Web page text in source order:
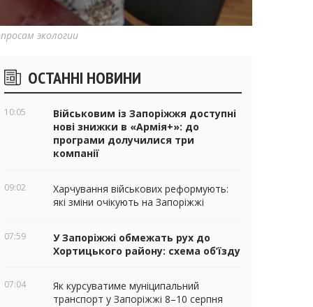
экологии
Бічні
віджети
ОСТАННІ НОВИНИ
10:05
Військовим із Запоріжжя доступні
нові знижки в «Армія+»: до
програми долучилися три
компанії
09:02
Харчування військових реформують:
які зміни очікують на Запоріжжі
07:59
У Запоріжжі обмежать рух до
Хортицького району: схема об’їзду
07:04
Як курсуватиме муніципальний
транспорт у Запоріжжі 8–10 серпня